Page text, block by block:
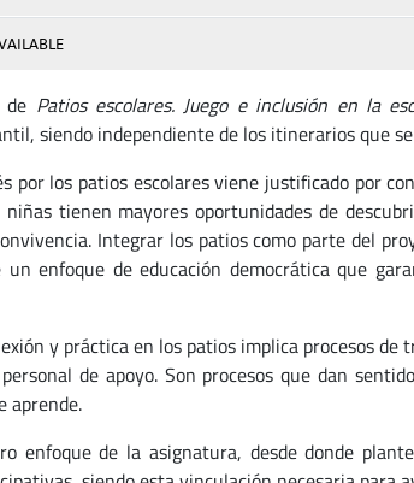
de Patios escolares. Juego e inclusión en la
siendo independiente de los itinerarios que
por los patios escolares viene justificado por
tienen mayores oportunidades de
Integrar los patios como parte del
enfoque de educación democrática que
y práctica en los patios implica procesos
de apoyo. Son procesos que dan
aprende.
enfoque de la asignatura, desde donde